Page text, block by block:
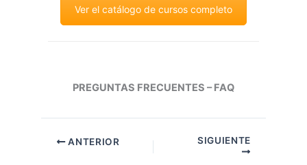
Ver el catálogo de cursos completo
PREGUNTAS FRECUENTES – FAQ
ANTERIOR SIGUIENTE